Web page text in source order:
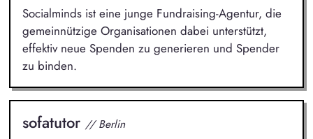
Socialminds ist eine junge Fundraising-Agentur, die
gemeinnützige Organisationen dabei unterstützt,
effektiv neue Spenden zu generieren und Spender
zu binden.
sofatutor // Berlin